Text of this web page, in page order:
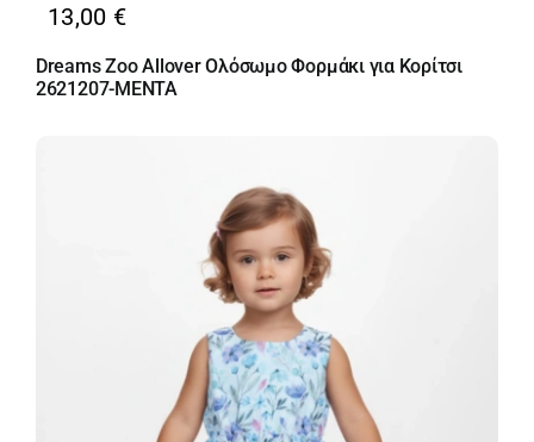
13,00 €
Dreams Zoo Allover Ολόσωμο Φορμάκι για Κορίτσι
2621207-MENTA